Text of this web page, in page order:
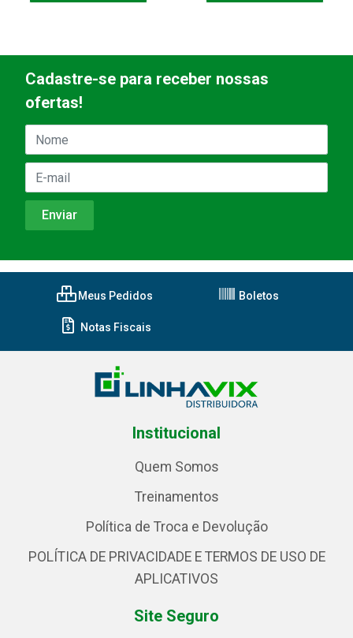
Cadastre-se para receber nossas
ofertas!
Meus Pedidos Boletos
Notas Fiscais
Institucional
Quem Somos
Treinamentos
Política de Troca e Devolução
POLÍTICA DE PRIVACIDADE E TERMOS DE USO DE
APLICATIVOS
Site Seguro